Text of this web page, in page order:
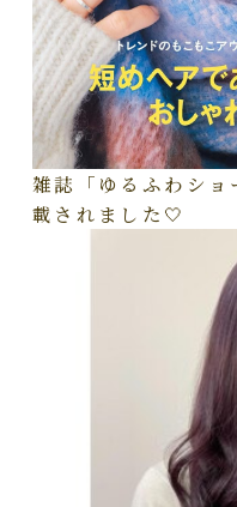
雑誌「ゆるふわシ
載されました🤍